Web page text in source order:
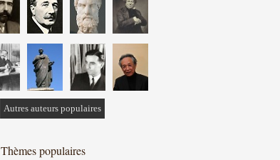
Autres auteurs populaires
Thèmes populaires